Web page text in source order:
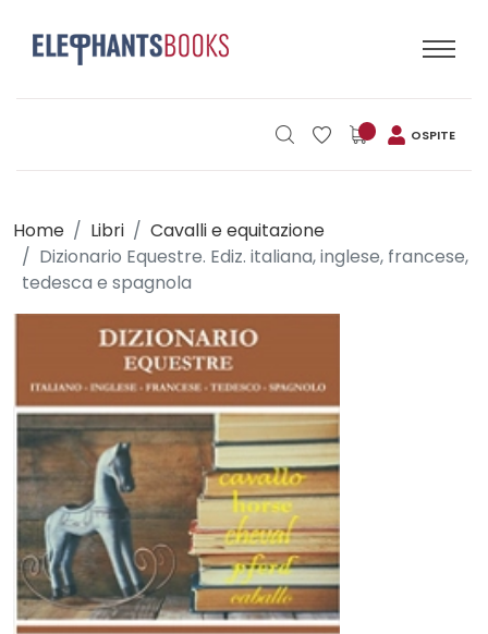
OSPITE
Home Libri
Cavalli e equitazione
Dizionario Equestre. Ediz. italiana, inglese, francese,
tedesca e spagnola